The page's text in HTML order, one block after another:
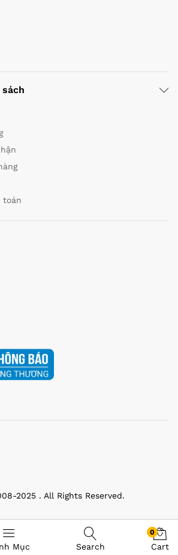
toán
2025 . All Rights Reserved.
Mục Search
0
Cart